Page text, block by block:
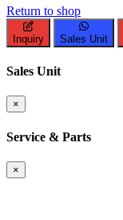
Return to shop
Inquiry Sales Unit
Sales Unit
×
Service & Parts
×